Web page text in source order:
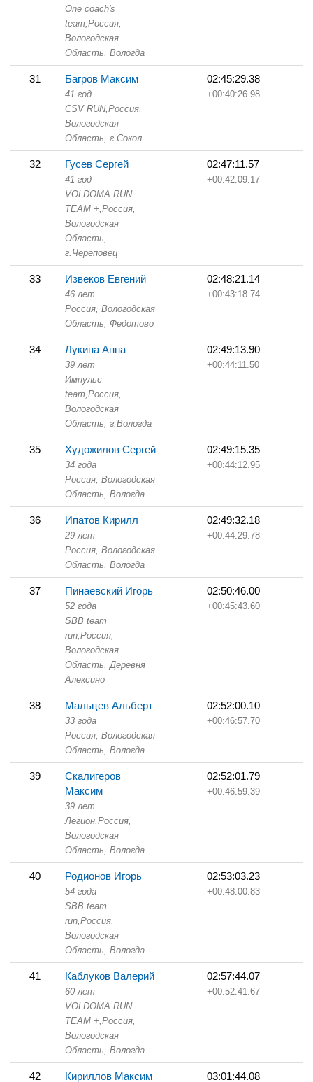
One coach's
team,Россия,
Вологодская
Область, Вологда
31 Багров Максим
41 год
CSV RUN,Россия,
Вологодская
Область, г.Сокол
02:45:29.38
+00:40:26.98
32 Гусев Сергей
41 год
VOLDOMA RUN
TEAM +,Россия,
Вологодская
Область,
г.Череповец
02:47:11.57
+00:42:09.17
33 Извеков Евгений
46 лет
Россия, Вологодская
Область, Федотово
02:48:21.14
+00:43:18.74
34 Лукина Анна
39 лет
Импульс
team,Россия,
Вологодская
Область, г.Вологда
02:49:13.90
+00:44:11.50
35 Художилов Сергей
34 года
Россия, Вологодская
Область, Вологда
02:49:15.35
+00:44:12.95
36 Ипатов Кирилл
29 лет
Россия, Вологодская
Область, Вологда
02:49:32.18
+00:44:29.78
37 Пинаевский Игорь
52 года
SBB team
run,Россия,
Вологодская
Область, Деревня
Алексино
02:50:46.00
+00:45:43.60
38 Мальцев Альберт
33 года
Россия, Вологодская
Область, Вологда
02:52:00.10
+00:46:57.70
39
Скалигеров
Максим
39 лет
Легион,Россия,
Вологодская
Область, Вологда
02:52:01.79
+00:46:59.39
40 Родионов Игорь
54 года
SBB team
run,Россия,
Вологодская
Область, Вологда
02:53:03.23
+00:48:00.83
41 Каблуков Валерий
60 лет
VOLDOMA RUN
TEAM +,Россия,
Вологодская
Область, Вологда
02:57:44.07
+00:52:41.67
42 Кириллов Максим 03:01:44.08